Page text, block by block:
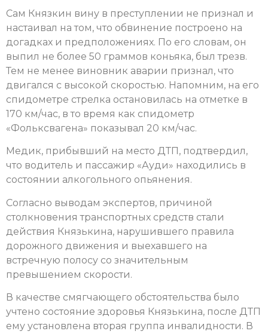
Сам Князкин вину в преступлении не признал и
настаивал на том, что обвинение построено на
догадках и предположениях. По его словам, он
выпил не более 50 граммов коньяка, был трезв.
Тем не менее виновник аварии признал, что
двигался с высокой скоростью. Напомним, на его
спидометре стрелка остановилась на отметке в
170 км/час, в то время как спидометр
«Фольксвагена» показывал 20 км/час.
Медик, прибывший на место ДТП, подтвердил,
что водитель и пассажир «Ауди» находились в
состоянии алкогольного опьянения.
Согласно выводам экспертов, причиной
столкновения транспортных средств стали
действия Князькина, нарушившего правила
дорожного движения и выехавшего на
встречную полосу со значительным
превышением скорости.
В качестве смягчающего обстоятельства было
учтено состояние здоровья Князькина, после ДТП
ему установлена вторая группа инвалидности. В